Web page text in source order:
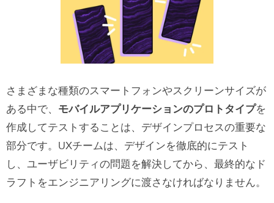
さまざまな種類のスマートフォンやスクリーンサイズが
ある中で、 モバイルアプリケーションのプロトタイプを
作成してテストすることは、デザインプロセスの重要な
部分です。UXチームは、デザインを徹底的にテスト
し、ユーザビリティの問題を解決してから、最終的なド
ラフトをエンジニアリングに渡さなければなりません。